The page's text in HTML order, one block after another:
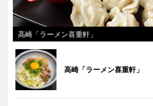
高崎「ラーメン喜重軒」
高崎「ラーメン喜重軒」